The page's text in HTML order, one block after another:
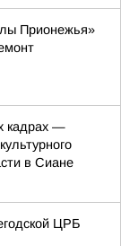
Прионежья»
кадрах —
в Сиане
ЦРБ